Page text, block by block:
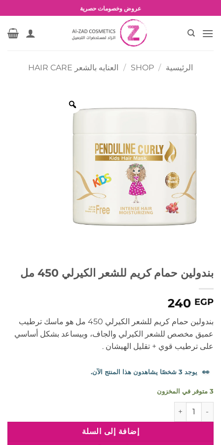
للمحتوى
شحن مجاني للطلبات بقيمة 1500 جنية أو أكثر
عروض وخصومات حصرية
الرئيسية /
SHOP
/ العنايه بالشعر HAIR CARE
بندولين حمام كريم للشعر الكيرلي 450 مل
240 EGP
بندولين حمام كريم للشعر الكيرلي 450 مل هو ماسك ترطيب
عميق مخصص للشعر الكيرلي والجاف، وبيساعد بشكل أساسي
على ترطيب قوي + تقليل الهيشان .
👀 يوجد 3 شخصًا يشاهدون هذا المنتج الآن.
3 متوفر في المخزون
كمية بندولين حمام كريم للشعر الكيرلي 450 مل
إضافة إلى السلة